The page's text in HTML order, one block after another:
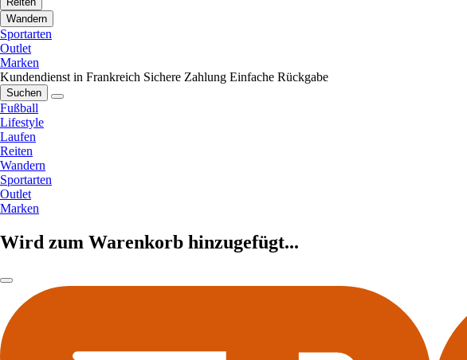
Wandern
Sportarten
Outlet
Marken
Kundendienst in Frankreich Sichere Zahlung Einfache Rückgabe
Suchen
Fußball
Lifestyle
Laufen
Reiten
Wandern
Sportarten
Outlet
Marken
Wird zum Warenkorb hinzugefügt...